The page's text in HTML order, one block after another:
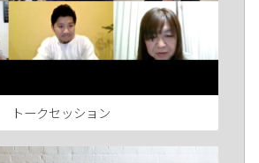
トークセッション